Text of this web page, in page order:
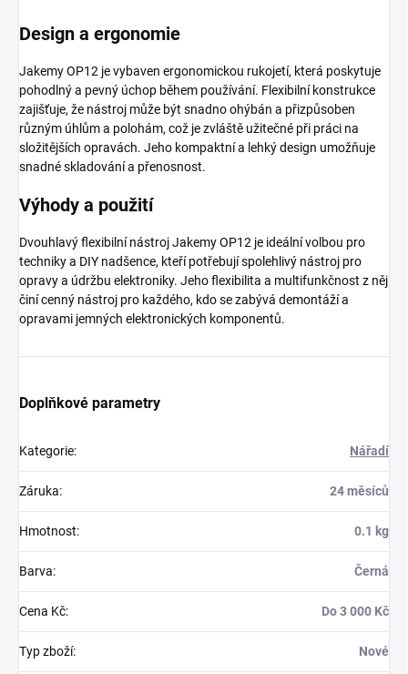
Design a ergonomie
Jakemy OP12 je vybaven ergonomickou rukojetí, která poskytuje
pohodlný a pevný úchop během používání. Flexibilní konstrukce
zajišťuje, že nástroj může být snadno ohýbán a přizpůsoben
různým úhlům a polohám, což je zvláště užitečné při práci na
složitějších opravách. Jeho kompaktní a lehký design umožňuje
snadné skladování a přenosnost.
Výhody a použití
Dvouhlavý flexibilní nástroj Jakemy OP12 je ideální volbou pro
techniky a DIY nadšence, kteří potřebují spolehlivý nástroj pro
opravy a údržbu elektroniky. Jeho flexibilita a multifunkčnost z něj
činí cenný nástroj pro každého, kdo se zabývá demontáží a
opravami jemných elektronických komponentů.
Doplňkové parametry
Kategorie: Nářadí
Záruka: 24 měsíců
Hmotnost: 0.1 kg
Barva: Černá
Cena Kč: Do 3 000 Kč
Typ zboží: Nové